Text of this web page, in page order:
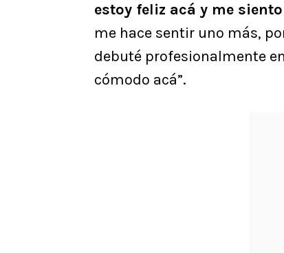
estoy feliz acá y me
me hace sentir uno más,
debuté profesionalmente
cómodo acá”.